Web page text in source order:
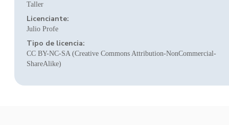
Taller
Licenciante:
Julio Profe
Tipo de licencia:
CC BY-NC-SA (Creative Commons Attribution-NonCommercial-
ShareAlike)